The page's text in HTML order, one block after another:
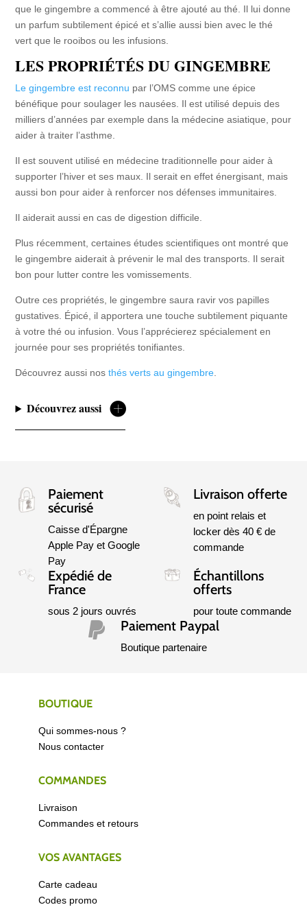
que le gingembre a commencé à être ajouté au thé. Il lui donne
un parfum subtilement épicé et s’allie aussi bien avec le thé
vert que le rooibos ou les infusions.
LES PROPRIÉTÉS DU GINGEMBRE
Le gingembre est reconnu par l’OMS comme une épice
bénéfique pour soulager les nausées. Il est utilisé depuis des
milliers d’années par exemple dans la médecine asiatique, pour
aider à traiter l’asthme.
Il est souvent utilisé en médecine traditionnelle pour aider à
supporter l’hiver et ses maux. Il serait en effet énergisant, mais
aussi bon pour aider à renforcer nos défenses immunitaires.
Il aiderait aussi en cas de digestion difficile.
Plus récemment, certaines études scientifiques ont montré que
le gingembre aiderait à prévenir le mal des transports. Il serait
bon pour lutter contre les vomissements.
Outre ces propriétés, le gingembre saura ravir vos papilles
gustatives. Épicé, il apportera une touche subtilement piquante
à votre thé ou infusion. Vous l’apprécierez spécialement en
journée pour ses propriétés tonifiantes.
Découvrez aussi nosthés verts au gingembre.
Découvrez aussi
Paiement
sécurisé
Caisse d'Épargne
Apple Pay et Google
Pay
Livraison offerte
en point relais et
locker dès 40 € de
commande
Expédié de
France
sous 2 jours ouvrés
Échantillons
offerts
pour toute commande
 Paiement Paypal
Boutique partenaire
BOUTIQUE
Qui sommes-nous ?
Nous contacter
COMMANDES
Livraison
Commandes et retours
VOS AVANTAGES
Carte cadeau
Codes promo